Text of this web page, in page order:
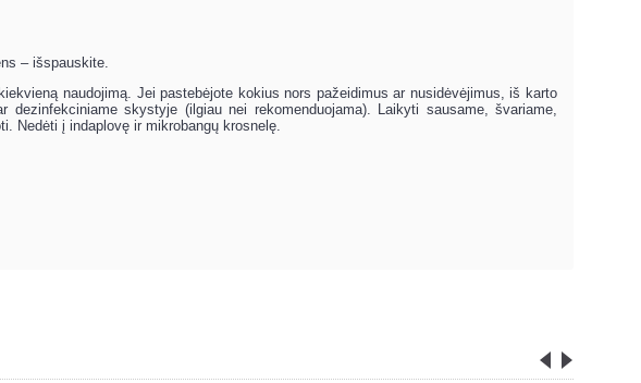
– išspauskite.
naudojimą. Jei pastebėjote kokius nors pažeidimus ar nusidėvėjimus, iš karto
skystyje (ilgiau nei rekomenduojama). Laikyti sausame, švariame,
Nedėti į indaplovę ir mikrobangų krosnelę.